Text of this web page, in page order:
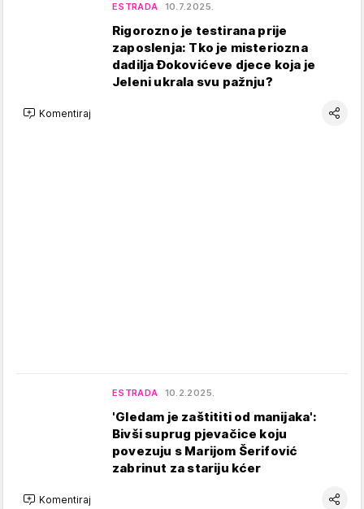
ESTRADA 10.7.2025.
Rigorozno je testirana prije
zaposlenja: Tko je misteriozna
dadilja Đokovićeve djece koja je
Jeleni ukrala svu pažnju?
Komentiraj
ESTRADA 10.2.2025.
'Gledam je zaštititi od manijaka':
Bivši suprug pjevačice koju
povezuju s Marijom Šerifović
zabrinut za stariju kćer
Komentiraj